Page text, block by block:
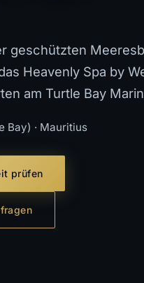
geschützten
Heavenly Spa by
am Turtle Bay
Bay) · Mauritius
prüfen